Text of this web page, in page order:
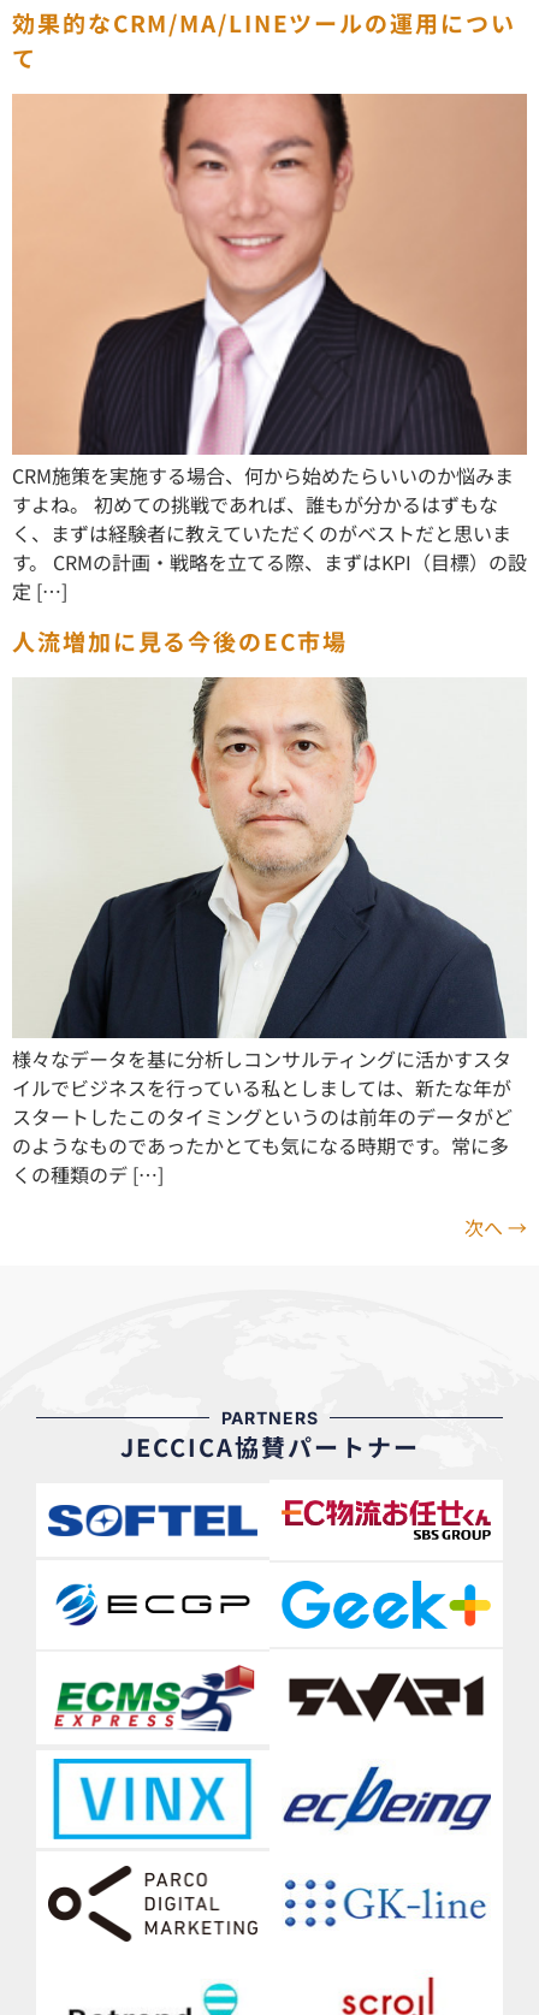
効果的なCRM/MA/LINEツールの運用につい
て
CRM施策を実施する場合、何から始めたらいいのか悩みま
すよね。 初めての挑戦であれば、誰もが分かるはずもな
く、まずは経験者に教えていただくのがベストだと思いま
す。 CRMの計画・戦略を立てる際、まずはKPI（目標）の設
定 […]
人流増加に見る今後のEC市場
様々なデータを基に分析しコンサルティングに活かすスタ
イルでビジネスを行っている私としましては、新たな年が
スタートしたこのタイミングというのは前年のデータがど
のようなものであったかとても気になる時期です。常に多
くの種類のデ […]
次へ →
PARTNERS
JECCICA協賛パートナー